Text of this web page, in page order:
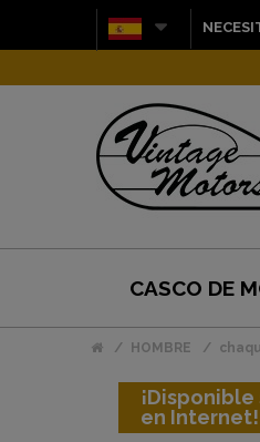
CASCO DE
HOMBRE
en Internet!